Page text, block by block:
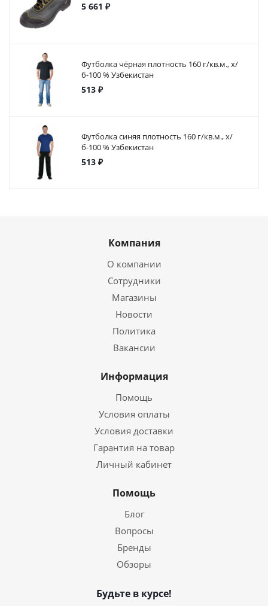
5 661 ₽
Футболка чёрная плотность 160 г/кв.м., х/
б-100 % Узбекистан
513 ₽
Футболка синяя плотность 160 г/кв.м., х/
б-100 % Узбекистан
513 ₽
Компания
О компании
Сотрудники
Магазины
Новости
Политика
Вакансии
Информация
Помощь
Условия оплаты
Условия доставки
Гарантия на товар
Личный кабинет
Помощь
Блог
Вопросы
Бренды
Обзоры
Будьте в курсе!